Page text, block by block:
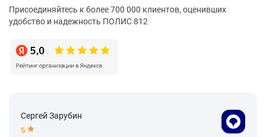
Присоединяйтесь к более 700 000 клиентов, оценивших
удобство и надежность ПОЛИС 812
Сергей Зарубин
5